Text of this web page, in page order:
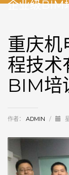
企业级BIM
重庆机
程技术
BIM培
作者： ADMIN /